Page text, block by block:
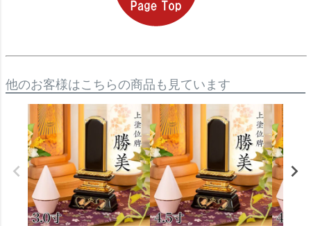
他のお客様はこちらの商品も見ています